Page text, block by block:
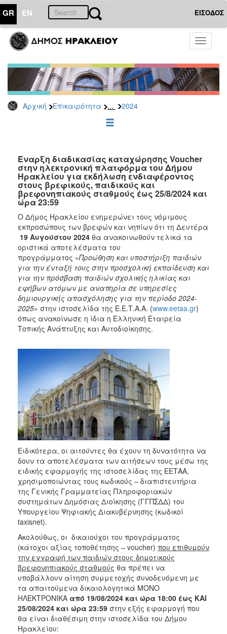
GR EN ΕΙΣΟΔΟΣ
Toggle
Αρχική Επικαιρότητα ... 2024
ΕΠΙΚΑΙΡΟΤΗΤΑ
Τύπου
Αρχείο
2026
2025
2022
2021
2020
2019
2018
2017
2016
2015
2013
2012
2011
2010
ΔΗΜΟΤΗΣ
ΕΠΙΣΚΕΠΤΗΣ
ΗΡΑΚΛΕΙΟ
Έναρξη διαδικασίας καταχώρησης Voucher
στην ηλεκτρονική πλατφόρμα του Δήμου
Ηρακλείου για εκδήλωση ενδιαφέροντος
στους βρεφικούς, παιδικούς και
βρεφονηπιακούς σταθμούς έως 25/8/2024 και
ώρα 23:59
Ο Δήμος Ηρακλείου ενημερώνει τους νόμιμους
εκπροσώπους των βρεφών και νηπίων ότι τη Δευτέρα
19 Αυγούστου 2024 θα ανακοινωθούν τελικά τα
οριστικά αποτελέσματα του
προγράμματος «Προώθηση και υποστήριξη παιδιών
για την ένταξή τους στην προσχολική εκπαίδευση και
για την πρόσβαση παιδιών σχολικής ηλικίας και
εφήβων ατόμων με αναπηρία σε υπηρεσίες
δημιουργικής απασχόλησης για την περίοδο 2024-
2025» στην ιστοσελίδα της Ε.Ε.Τ.Α.Α. (www.eetaa.gr)
όπως ανακοίνωσε η ίδια η Ελληνική Εταιρεία
Τοπικής Ανάπτυξης και Αυτοδιοίκησης.
Ειδικότερα, οι αιτούντες θα έχουν τη δυνατότητα να
δουν τα αποτελέσματα των αιτήσεων τους μέσω της
ειδικής εφαρμογής της ιστοσελίδας της ΕΕΤΑΑ,
χρησιμοποιώντας τους κωδικούς – διαπιστευτήρια
της Γενικής Γραμματείας Πληροφοριακών
συστημάτων Δημόσιας Διοίκησης (ΓΓΠΣΔΔ) του
Υπουργείου Ψηφιακής Διακυβέρνησης (κωδικοί
taxisnet).
Ακολούθως, οι δικαιούχοι του προγράμματος
(κάτοχοι αξίας τοποθέτησης – voucher) που επιθυμούν
την εγγραφή των παιδιών στους δημοτικούς
βρεφονηπιακούς σταθμούς θα πρέπει να
υποβάλλουν αίτηση συμμετοχής συνοδευόμενη με
τα απαιτούμενα δικαιολογητικά ΜΟΝΟ
ΗΛΕΚΤΡΟΝΙΚΑ από 19/08/2024 και ώρα 18:00 έως KAI
25/08/2024 και ώρα 23:59 στην εξής εφαρμογή που
θα είναι διαθέσιμη στην ιστοσελίδα του Δήμου
Ηρακλείου: